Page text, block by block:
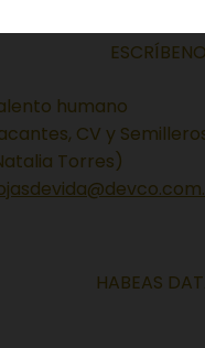
humano
CV y
Torres)
HABEAS